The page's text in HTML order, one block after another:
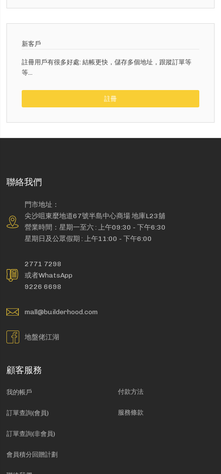
新客戶
註冊用戶有很多好處: 結帳更快，儲存多個地址，跟蹤訂單等
等...
註冊
聯絡我們
門市地址：
尖沙咀東麼地道67號半島中心商場 地庫L23舖
營業時間：星期一至六 : 上午09:30 - 下午6:30
星期日及公眾假期 : 上午11:00 - 下午6:00
2771 7298
或者WhatsApp
9226 6698
mall@builderhood.com
地盤佬江湖
顧客服務
我的帳戶
訂單查詢(會員)
訂單查詢(非會員)
會員積分回贈計劃
付款方法
服務條款